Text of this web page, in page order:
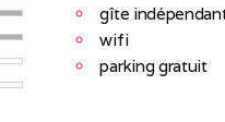
gîte
wifi
parking gratuit